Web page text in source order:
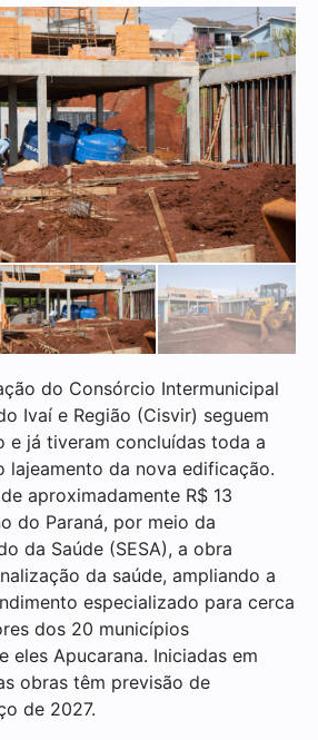
do Consórcio Intermunicipal
Ivaí e Região (Cisvir) seguem
e já tiveram concluídas toda a
lajeamento da nova edificação.
aproximadamente R$ 13
do Paraná, por meio da
da Saúde (SESA), a obra
da saúde, ampliando a
especializado para cerca
dos 20 municípios
eles Apucarana. Iniciadas em
obras têm previsão de
de 2027.